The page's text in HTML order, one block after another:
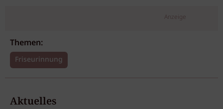
Anzeige
Themen:
Friseurinnung
Aktuelles